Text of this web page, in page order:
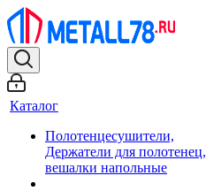
Каталог
Полотенцесушители,
Держатели для полотенец,
вешалки напольные